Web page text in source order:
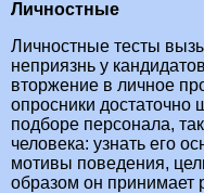
Личностные
Личностные тесты
неприязнь у
вторжение в личное
опросники достаточно
подборе персонала,
человека: узнать его
мотивы поведения,
образом он принимает